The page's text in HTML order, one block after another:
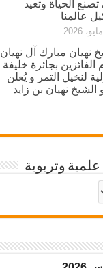
تصنع الحياة وتعيد
عالمنا
نهيان مبارك آل نهيان
الفائزين بجائزة خليفة
لنخيل التمر و يُعلن
نهيان بن زايد
وتربوية